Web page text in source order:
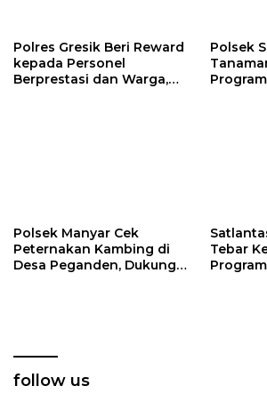
Polres Gresik Beri Reward
kepada Personel
Berprestasi dan Warga,
Polsek
Polsek Manyar Cek
Peternakan Kambing di
Desa Peganden, Dukung
Tebar
follow us